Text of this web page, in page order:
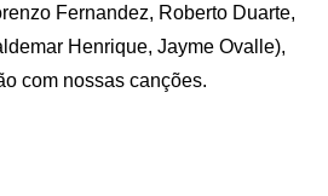
Fernandez, Roberto Duarte,
Henrique, Jayme Ovalle),
com nossas canções.